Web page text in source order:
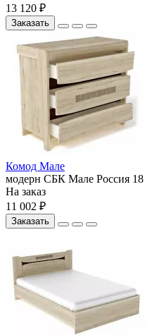
13 120 ₽
Заказать
Комод Мале
модерн СБК Мале Россия 18
На заказ
11 002 ₽
Заказать